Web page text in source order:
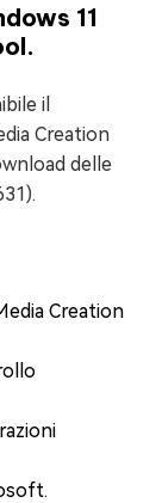
11
il
Creation
delle
Creation